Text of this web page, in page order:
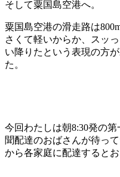
そして粟国島空港へ。
粟国島空港の滑走路は
さくて軽いからか、スッ
い降りたという表現の方
た。
今回わたしは朝8:30発の
聞配達のおばさんが待っ
から各家庭に配達すると